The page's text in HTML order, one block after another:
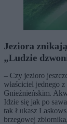
Jeziora
„Ludzie
– Czy jezioro
właściciel jednego
Gnieźnieńskim.
Idzie się jak po
tak Łukasz
brzegowej